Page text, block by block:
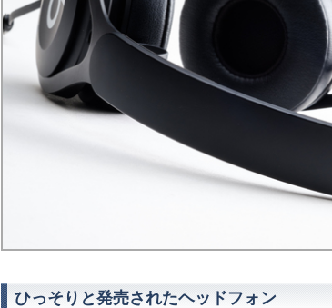
ひっそりと発売されたヘッドフォン